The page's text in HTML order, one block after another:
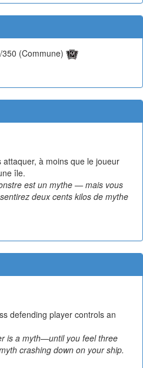
(Commune)
à moins que le joueur
île.
est un mythe — mais vous
deux cents kilos de mythe
defending player controls an
is a myth—until you feel three
crashing down on your ship.